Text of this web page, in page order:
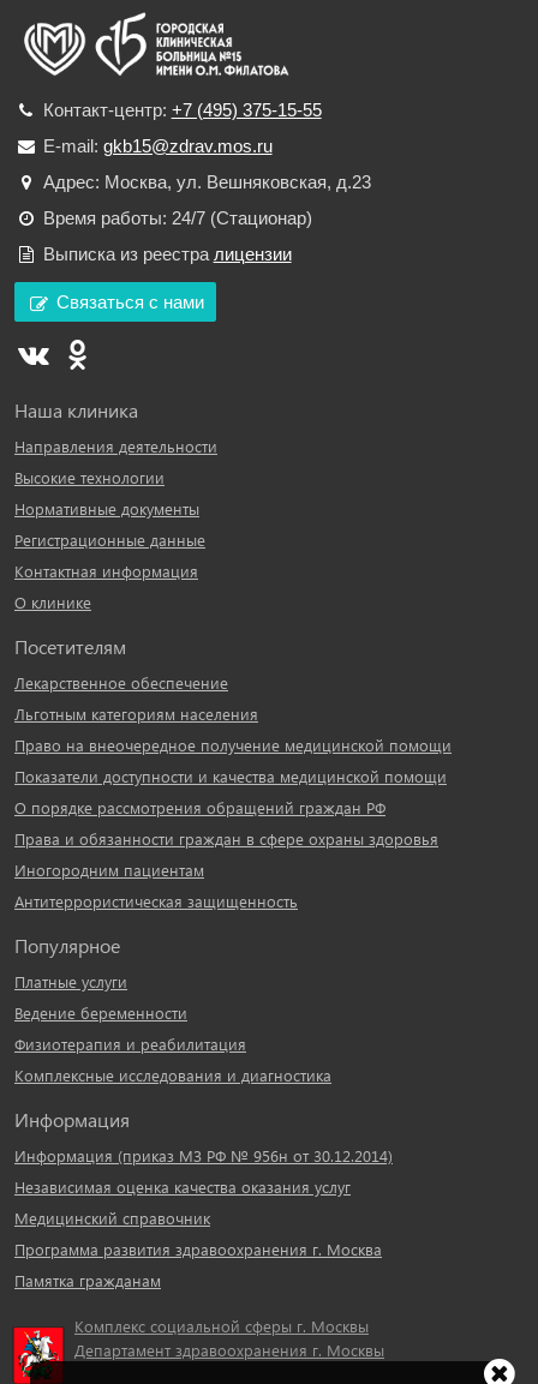
Контакт-центр: +7 (495) 375-15-55
E-mail: gkb15@zdrav.mos.ru
Адрес: Москва, ул. Вешняковская, д.23
Время работы: 24/7 (Стационар)
Выписка из реестра лицензии
Связаться с нами
Наша клиника
Направления деятельности
Высокие технологии
Нормативные документы
Регистрационные данные
Контактная информация
О клинике
Посетителям
Лекарственное обеспечение
Льготным категориям населения
Право на внеочередное получение медицинской помощи
Показатели доступности и качества медицинской помощи
О порядке рассмотрения обращений граждан РФ
Права и обязанности граждан в сфере охраны здоровья
Иногородним пациентам
Антитеррористическая защищенность
Популярное
Платные услуги
Ведение беременности
Физиотерапия и реабилитация
Комплексные исследования и диагностика
Информация
Информация (приказ МЗ РФ № 956н от 30.12.2014)
Независимая оценка качества оказания услуг
Медицинский справочник
Программа развития здравоохранения г. Москва
Памятка гражданам
Комплекс социальной сферы г. Москвы
Департамент здравоохранения г. Москвы